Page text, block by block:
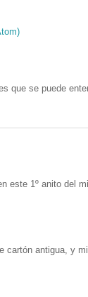
que se puede
este 1º anito del
antigua, y